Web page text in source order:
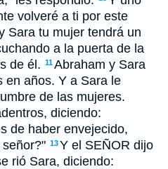
volveré a ti por este
Sara tu mujer tendrá un
a la puerta de la
de él. 11Abraham y Sara
en años. Y a Sara le
de las mujeres.
diciendo:
de haber envejecido,
13Y el SEÑOR dijo
rió Sara, diciendo: